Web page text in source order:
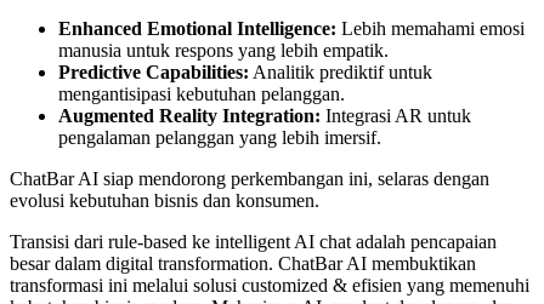
Enhanced Emotional Intelligence: Lebih memahami emosi
manusia untuk respons yang lebih empatik.
Predictive Capabilities: Analitik prediktif untuk
mengantisipasi kebutuhan pelanggan.
Augmented Reality Integration: Integrasi AR untuk
pengalaman pelanggan yang lebih imersif.
ChatBar AI siap mendorong perkembangan ini, selaras dengan
evolusi kebutuhan bisnis dan konsumen.
Transisi dari rule-based ke intelligent AI chat adalah pencapaian
besar dalam digital transformation. ChatBar AI membuktikan
transformasi ini melalui solusi customized & efisien yang memenuhi